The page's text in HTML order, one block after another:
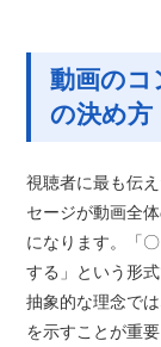
動画の
の決め方
視聴者に最も伝
セージが動画全
になります。「
する」という形
抽象的な理念で
を示すことが重